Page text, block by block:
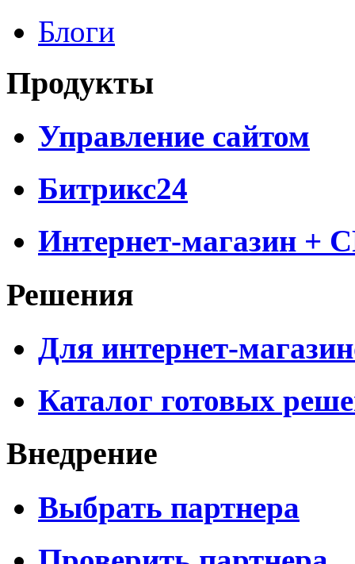
Блоги
Продукты
Управление сайтом
Битрикс24
Интернет-магазин +
Решения
Для интернет-
Каталог готовых
Внедрение
Выбрать партнера